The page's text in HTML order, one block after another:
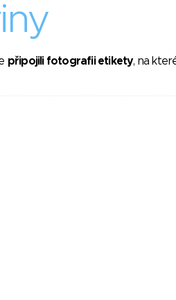
připojili fotografii etikety, na